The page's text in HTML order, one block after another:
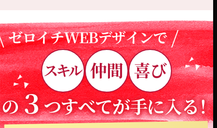
ゼロイチWEBデザインで
スキル 仲間 喜び
の３つすべてが手に入る！